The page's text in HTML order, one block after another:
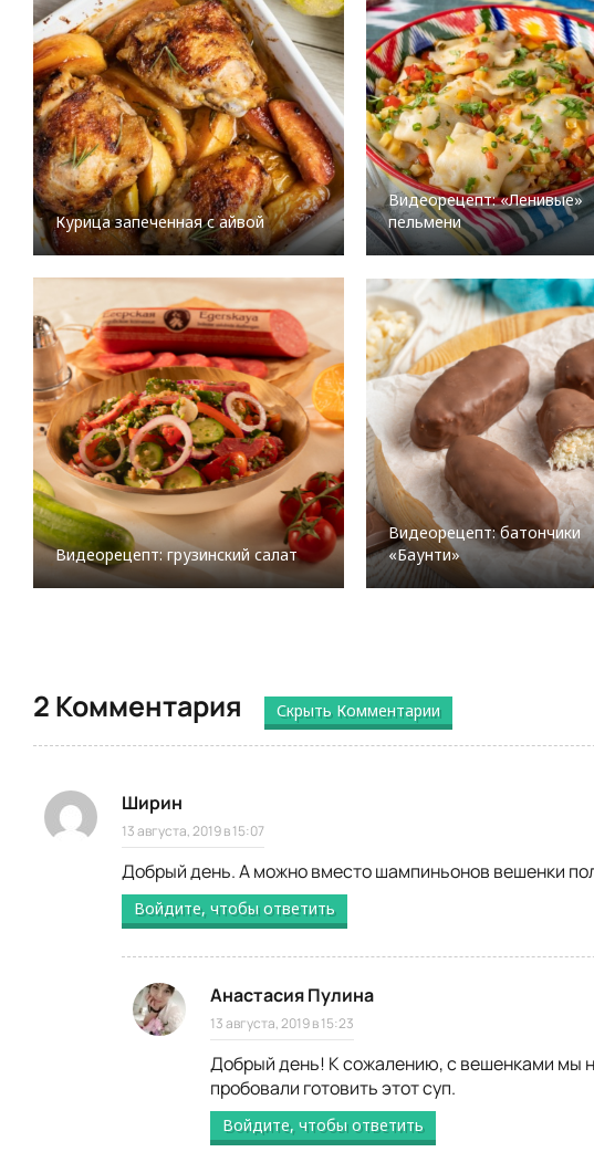
Курица запеченная с айвой
Видеорецепт: «Ленивые»
пельмени
Видеорецепт: грузинский салат
Видеорецепт: батончики
«Баунти»
2 Комментария Скрыть Комментарии
Ширин
13 августа, 2019 в 15:07
Добрый день. А можно вместо шампиньонов вешенки
Войдите, чтобы ответить
Анастасия Пулина
13 августа, 2019 в 15:23
Добрый день! К сожалению, с вешенками мы
пробовали готовить этот суп.
Войдите, чтобы ответить